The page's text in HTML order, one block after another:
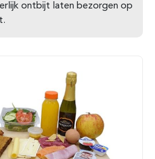
ontbijt laten bezorgen op